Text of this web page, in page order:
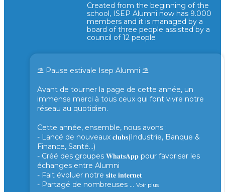
Created from the beginning of the
school, ISEP Alumni now has 9.000
members and it is managed by a
board of three people assisted by a
council of 12 people
⛱️ Pause estivale Isep Alumni ⛱️
Avant de tourner la page de cette année, un
immense merci à tous ceux qui font vivre notre
réseau au quotidien.
Cette année, ensemble, nous avons :
- Lancé de nouveaux 𝐜𝐥𝐮𝐛𝐬(Industrie, Banque &
Finance, Santé...)
- Créé des groupes 𝐖𝐡𝐚𝐭𝐬𝐀𝐩𝐩 pour favoriser les
échanges entre Alumni
- Fait évoluer notre 𝐬𝐢𝐭𝐞 𝐢𝐧𝐭𝐞𝐫𝐧𝐞𝐭
- Partagé de nombreuses ... Voir plus